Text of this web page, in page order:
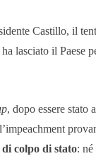
Castillo, il
lasciato il Paese
, dopo essere stato
colpo di stato: